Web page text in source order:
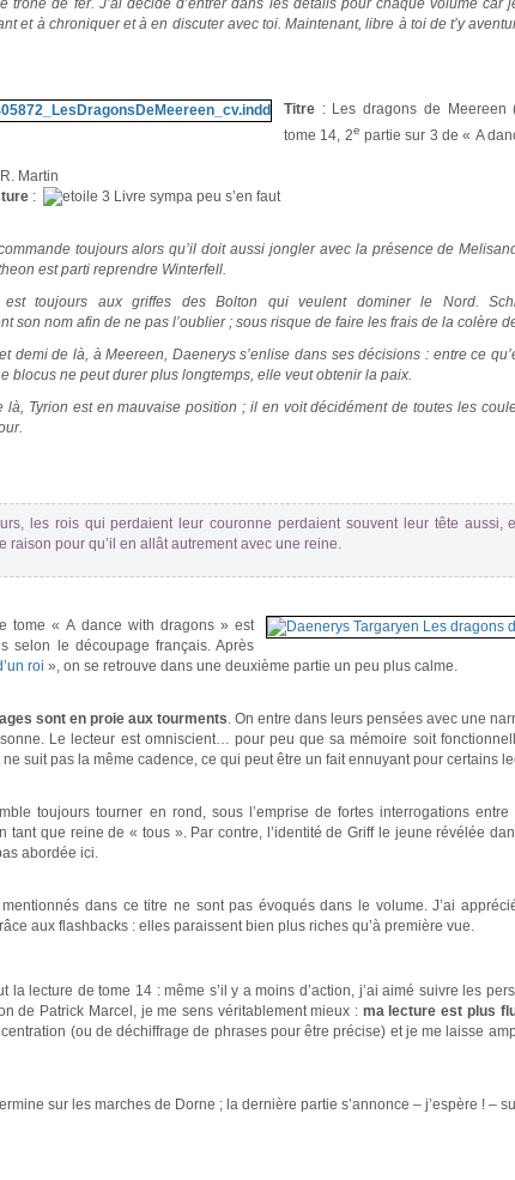
trône de fer. J’ai décidé d’entrer dans les détails pour chaque volume car
et à chroniquer et à en discuter avec toi. Maintenant, libre à toi de t’y
Titre : Les dragons de
tome 14, 2epartie sur 3 de « A
Martin
: Livre sympa peu s’en faut.
toujours alors qu’il doit aussi jongler avec la présence de
est parti reprendre Winterfell.
est toujours aux griffes des Bolton qui veulent dominer le Nord.
son nom afin de ne pas l’oublier ; sous risque de faire les frais de la colère
demi de là, à Meereen, Daenerys s’enlise dans ses décisions : entre ce
blocus ne peut durer plus longtemps, elle veut obtenir la paix.
là, Tyrion est en mauvaise position ; il en voit décidément de toutes les
les rois qui perdaient leur couronne perdaient souvent leur tête aussi,
raison pour qu’il en allât autrement avec une reine.
tome « A dance with dragons » est
selon le découpage français. Après
roi », on se retrouve dans une deuxième partie un peu plus calme.
sont en proie aux tourments. On entre dans leurs pensées avec une
Le lecteur est omniscient… pour peu que sa mémoire soit
suit pas la même cadence, ce qui peut être un fait ennuyant pour certains
toujours tourner en rond, sous l’emprise de fortes interrogations entre
tant que reine de « tous ». Par contre, l’identité de Griff le jeune révélée
abordée ici.
dans ce titre ne sont pas évoqués dans le volume. J’ai
aux flashbacks : elles paraissent bien plus riches qu’à première vue.
la lecture de tome 14 : même s’il y a moins d’action, j’ai aimé suivre les
de Patrick Marcel, je me sens véritablement mieux : ma lecture est plus
(ou de déchiffrage de phrases pour être précise) et je me laisse
sur les marches de Dorne ; la dernière partie s’annonce – j’espère ! –